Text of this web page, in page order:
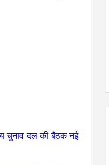
चुनाव दल की बैठक नई